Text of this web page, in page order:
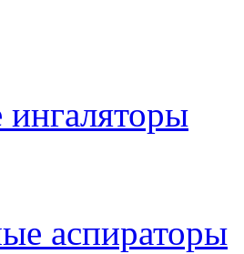
ингаляторы
аспираторы